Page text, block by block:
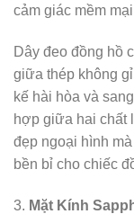
cảm giác mềm
Dây đeo đồng hồ
giữa thép không
kế hài hòa và
hợp giữa hai chất
đẹp ngoại hình
bền bỉ cho chiếc
3. Mặt Kính